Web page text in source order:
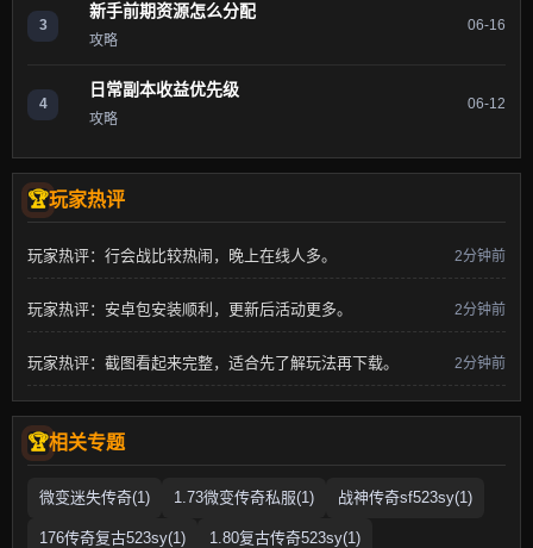
3
新手前期资源怎么分配
攻略
06-16
4
日常副本收益优先级
攻略
06-12
玩家热评
玩家热评：行会战比较热闹，晚上在线人多。 2分钟前
玩家热评：安卓包安装顺利，更新后活动更多。 2分钟前
玩家热评：截图看起来完整，适合先了解玩法再下载。 2分钟前
相关专题
微变迷失传奇(1) 1.73微变传奇私服(1) 战神传奇sf523sy(1)
176传奇复古523sy(1) 1.80复古传奇523sy(1)